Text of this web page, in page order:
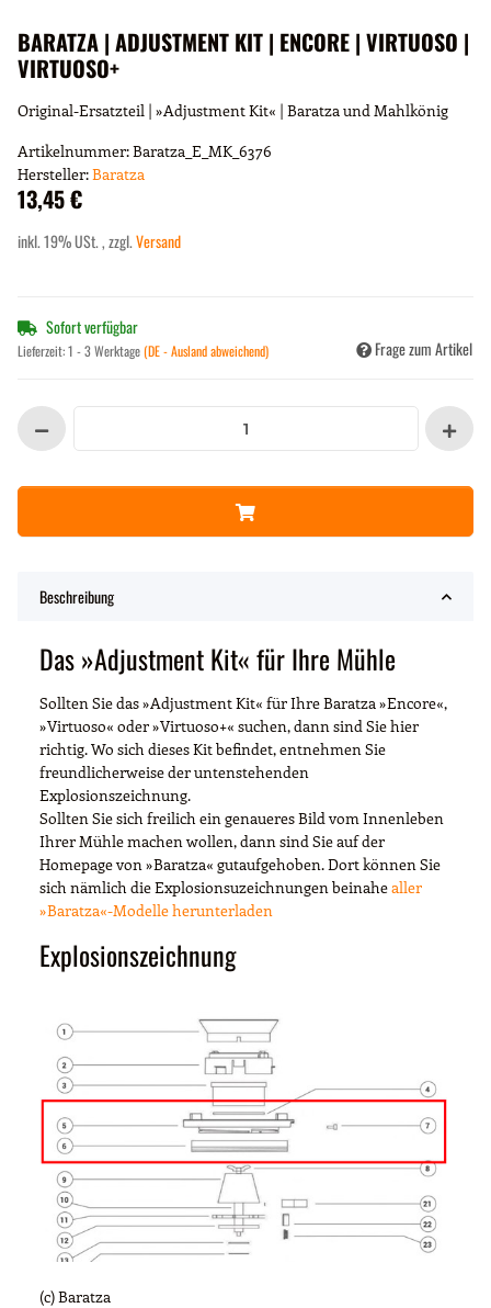
BARATZA | ADJUSTMENT KIT | ENCORE | VIRTUOSO |
VIRTUOSO+
Original-Ersatzteil | »Adjustment Kit« | Baratza und Mahlkönig
Artikelnummer:Baratza_E_MK_6376
Hersteller:Baratza
13,45 €
inkl. 19% USt. , zzgl.Versand
Sofort verfügbar
Lieferzeit:1 - 3 Werktage(DE - Ausland abweichend) Frage zum Artikel
Beschreibung
Das »Adjustment Kit« für Ihre Mühle
Sollten Sie das »Adjustment Kit« für Ihre Baratza »Encore«,
»Virtuoso« oder »Virtuoso+« suchen, dann sind Sie hier
richtig. Wo sich dieses Kit befindet, entnehmen Sie
freundlicherweise der untenstehenden
Explosionszeichnung.
Sollten Sie sich freilich ein genaueres Bild vom Innenleben
Ihrer Mühle machen wollen, dann sind Sie auf der
Homepage von »Baratza« gutaufgehoben. Dort können Sie
sich nämlich die Explosionsuzeichnungen beinahealler
»Baratza«-Modelle herunterladen
Explosionszeichnung
(c) Baratza